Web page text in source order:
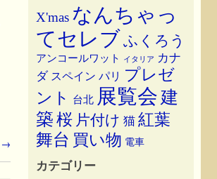
→
X'mas なんちゃっ
てセレブ ふくろう
アンコールワット イタリア
カナ
ダ スペイン パリ プレゼ
ント
台北 展覧会 建
築桜 片付け 猫 紅葉
舞台 買い物 電車
カテゴリー